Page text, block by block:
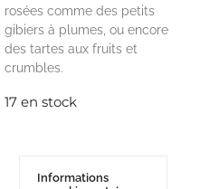
rosées comme des petits
gibiers à plumes, ou encore
des tartes aux fruits et
crumbles.
17 en stock
Informations